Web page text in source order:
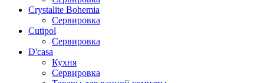
Crystalite Bohemia
Сервировка
Cutipol
Сервировка
D'casa
Кухня
Сервировка